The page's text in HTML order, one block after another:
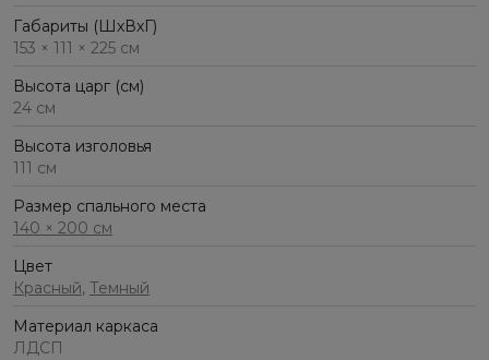
Габариты (ШхВхГ)
153 × 111 × 225 см
Высота царг (см)
24 см
Высота изголовья
111 см
Размер спального места
140 × 200 см
Цвет
Красный, Темный
Материал каркаса
ЛДСП